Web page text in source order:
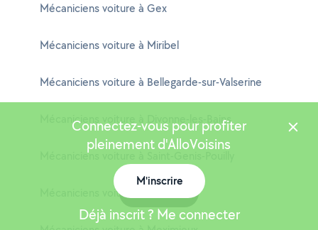
Mécaniciens voiture à Gex
Mécaniciens voiture à Miribel
Mécaniciens voiture à Bellegarde-sur-Valserine
Mécaniciens voiture à Divonne-les-Bains
Mécaniciens voiture à Saint-Genis-Pouilly
Mécaniciens voiture à Trévoux
Connectez-vous pour profiter
pleinement d'AlloVoisins
M'inscrire
Déjà inscrit ? Me connecter